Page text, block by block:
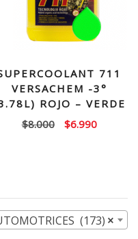
711
VERSACHEM -3°
ROJO – VERDE
$8.000
El
$6.990El
×
(173)